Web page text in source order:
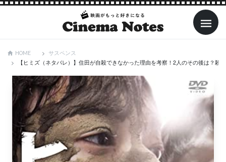
HOME
サスペンス
【ヒミズ（ネタバレ）】住田が自殺できなかった理由を考察！2人のその後は？殺